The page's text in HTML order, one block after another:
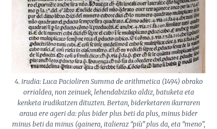
4. irudia: Luca Pacioliren Summa de arithmetica (1494) obrako
orrialdea, non zeinuek, lehendabiziko aldiz, batuketa eta
kenketa irudikatzen dituzten. Bertan, biderketaren ikurraren
araua ere ageri da: plus bider plus beti da plus, minus bider
minus beti da minus (gainera, italieraz “più” plus da, eta “meno”,